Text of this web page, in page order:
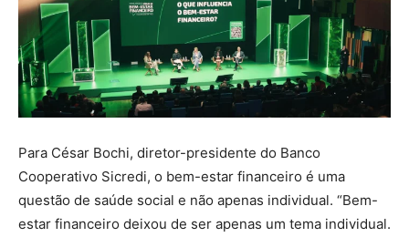
Para César Bochi, diretor-presidente do Banco
Cooperativo Sicredi, o bem-estar financeiro é uma
questão de saúde social e não apenas individual. “Bem-
estar financeiro deixou de ser apenas um tema individual.